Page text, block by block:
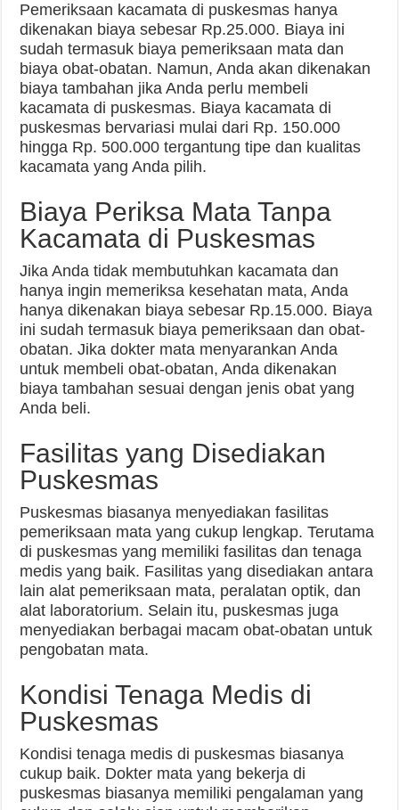
Pemeriksaan kacamata di puskesmas hanya
dikenakan biaya sebesar Rp.25.000. Biaya ini
sudah termasuk biaya pemeriksaan mata dan
biaya obat-obatan. Namun, Anda akan dikenakan
biaya tambahan jika Anda perlu membeli
kacamata di puskesmas. Biaya kacamata di
puskesmas bervariasi mulai dari Rp. 150.000
hingga Rp. 500.000 tergantung tipe dan kualitas
kacamata yang Anda pilih.
Biaya Periksa Mata Tanpa
Kacamata di Puskesmas
Jika Anda tidak membutuhkan kacamata dan
hanya ingin memeriksa kesehatan mata, Anda
hanya dikenakan biaya sebesar Rp.15.000. Biaya
ini sudah termasuk biaya pemeriksaan dan obat-
obatan. Jika dokter mata menyarankan Anda
untuk membeli obat-obatan, Anda dikenakan
biaya tambahan sesuai dengan jenis obat yang
Anda beli.
Fasilitas yang Disediakan
Puskesmas
Puskesmas biasanya menyediakan fasilitas
pemeriksaan mata yang cukup lengkap. Terutama
di puskesmas yang memiliki fasilitas dan tenaga
medis yang baik. Fasilitas yang disediakan antara
lain alat pemeriksaan mata, peralatan optik, dan
alat laboratorium. Selain itu, puskesmas juga
menyediakan berbagai macam obat-obatan untuk
pengobatan mata.
Kondisi Tenaga Medis di
Puskesmas
Kondisi tenaga medis di puskesmas biasanya
cukup baik. Dokter mata yang bekerja di
puskesmas biasanya memiliki pengalaman yang